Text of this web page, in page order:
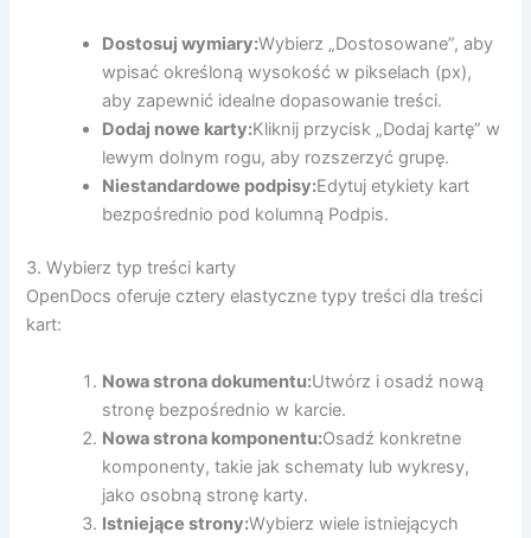
Dostosuj wymiary:Wybierz „Dostosowane”, aby
wpisać określoną wysokość w pikselach (px),
aby zapewnić idealne dopasowanie treści.
Dodaj nowe karty:Kliknij przycisk „Dodaj kartę” w
lewym dolnym rogu, aby rozszerzyć grupę.
Niestandardowe podpisy:Edytuj etykiety kart
bezpośrednio pod kolumną Podpis.
3. Wybierz typ treści karty
OpenDocs oferuje cztery elastyczne typy treści dla treści
kart:
Nowa strona dokumentu:Utwórz i osadź nową
stronę bezpośrednio w karcie.
Nowa strona komponentu:Osadź konkretne
komponenty, takie jak schematy lub wykresy,
jako osobną stronę karty.
Istniejące strony:Wybierz wiele istniejących